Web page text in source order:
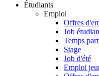
Étudiants
Emploi
Offres
Job
Temps
Stage
Job d'été
Emploi